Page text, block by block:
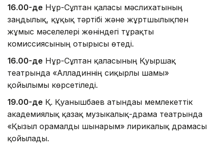
16.00-де Нұр-Сұлтан қаласы мәслихатының
заңдылық, құқық тәртібі және жұртшылықпен
жұмыс мәселелері жөніндегі тұрақты
комиссиясының отырысы өтеді.
16.00-де Нұр-Сұлтан қаласының Қуыршақ
театрында «Алладиннің сиқырлы шамы»
қойылымы көрсетіледі.
19.00-де Қ. Қуанышбаев атындағы мемлекеттік
академиялық қазақ музыкалық-драма театрында
«Қызыл орамалды шынарым» лирикалық драмасы
қойылады.